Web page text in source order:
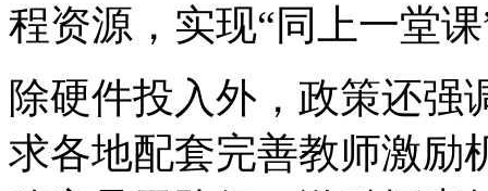
程资源，实现“同上一堂
除硬件投入外，政策还强
求各地配套完善教师激励